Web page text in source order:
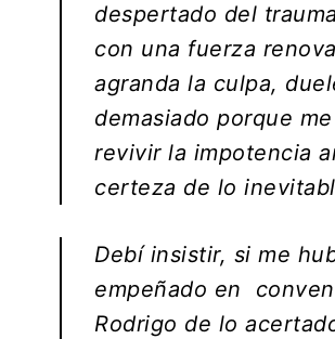
despertado del
con una fuerza
agranda la culpa,
demasiado porque
revivir la impotencia
certeza de lo
Debí insistir, si me
empeñado en
Rodrigo de lo